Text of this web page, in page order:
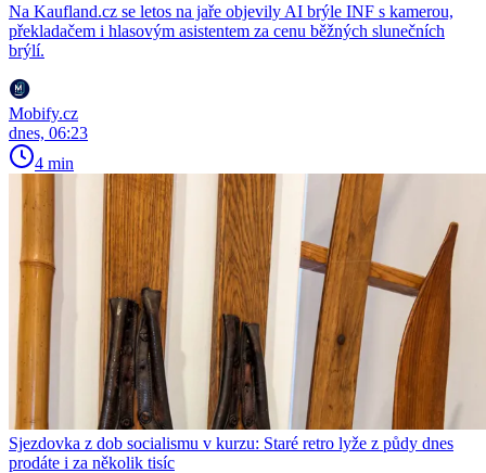
Na Kaufland.cz se letos na jaře objevily AI brýle INF s kamerou,
překladačem i hlasovým asistentem za cenu běžných slunečních
brýlí.
Mobify.cz
dnes, 06:23
4 min
Sjezdovka z dob socialismu v kurzu: Staré retro lyže z půdy dnes
prodáte i za několik tisíc